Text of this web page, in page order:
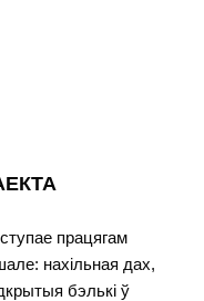
працягам
нахільная дах,
бэлькі ў